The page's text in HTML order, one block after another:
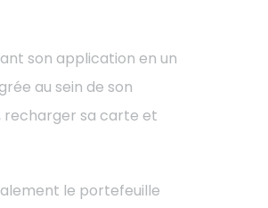
son application en un
au sein de son
recharger sa carte et
le portefeuille